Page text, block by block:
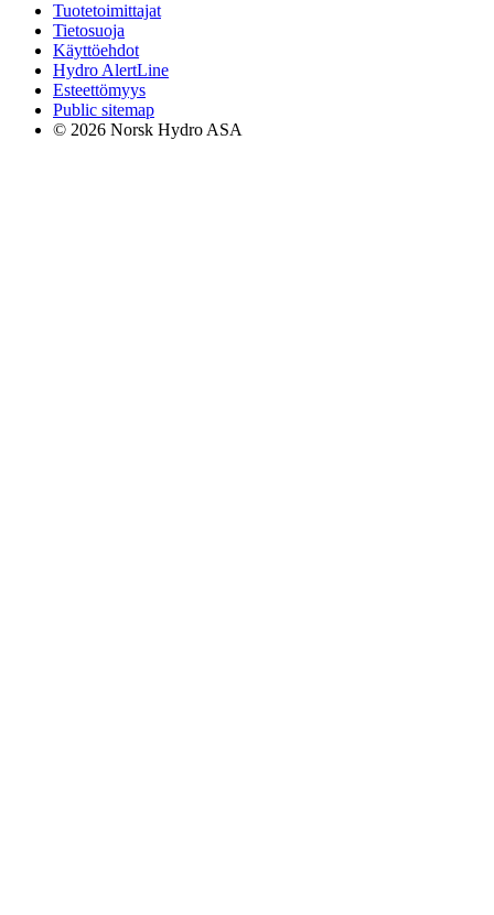
Tuotetoimittajat
Tietosuoja
Käyttöehdot
Hydro AlertLine
Esteettömyys
Public sitemap
© 2026 Norsk Hydro ASA